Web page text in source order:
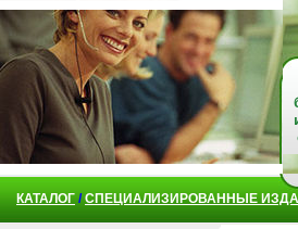
КАТАЛОГ /СПЕЦИАЛИЗИРОВАННЫЕ